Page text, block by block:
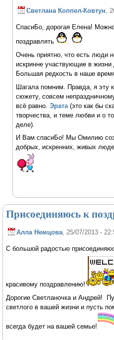
Светлана Коппел-Ковтун,
СпасиБо, дорогая Елена!
поздравлять
Очень приятно, что есть люди
искринне участвующие в жизни
Большая редкость в наше
Шагала помним. Правда, я эту
сюжету, совсем
всё равно.Эрата (это как бы
творчества, и теме любви и о
деле).
И Вам спасиБо! Мы Омилию
добрых, искренних, живых
Присоединяюсь к
Алла Немцова, 25/07/2013 -
С большой радостью
красивому поздравлению!
Дорогие Светланочка и Андрей!
светлого в вашей жизни и пусть
всегда будет на вашей семье!